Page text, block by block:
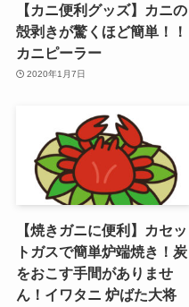
【カニ便利グッズ】カニの
殻剥きが驚くほど簡単！！
カニピーラー
2020年1月7日
【焼きガニに便利】カセッ
トガスで簡単炉端焼き！炭
をおこす手間がありませ
ん！イワタニ 炉ばた大将